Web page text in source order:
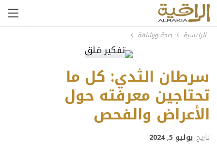
الرئيسية صحة ورشاقة
سرطان الثدي: كل ما
تحتاجين معرفته حول
الأعراض والفحص
تاريخ يوليو 5, 2024